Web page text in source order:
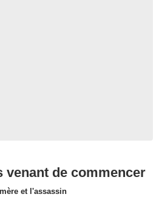
venant de commencer
et l'assassin